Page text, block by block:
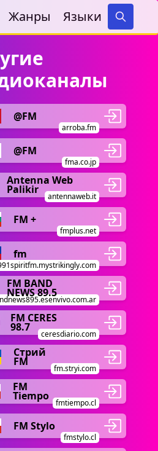
Жанры Языки
Search
@FM
arroba.fm
@FM
fma.co.jp
Antenna Web
Palikir
antennaweb.it
FM +
fmplus.net
fm
FM BAND
NEWS 89.5
FM CERES
98.7
ceresdiario.com
Стрий
FM
fm.stryi.com
FM
Tiempo
fmtiempo.cl
FM Stylo
fmstylo.cl